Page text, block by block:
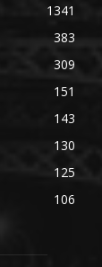
1341
383
309
151
143
130
125
106